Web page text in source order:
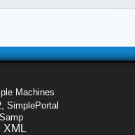
Machines
SimplePortal
XML